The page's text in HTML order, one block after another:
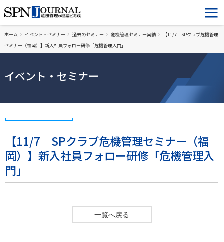
ホーム イベント・セミナー 過去のセミナー 危機管理セミナー実績
【11/7 SPクラブ危機管理
セミナー（福岡）】新入社員フォロー研修「危機管理入門」
イベント・セミナー
【11/7 SPクラブ危機管理セミナー（福
岡）】新入社員フォロー研修「危機管理入
門」
一覧へ戻る